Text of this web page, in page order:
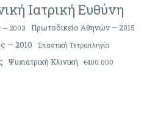
Ιατρική Ευθύνη
— 2003 Πρωτοδικείο Αθηνών — 2015
— 2010
Σπαστική Τετραπληγία
Ψυχιατρική Κλινική €400.000